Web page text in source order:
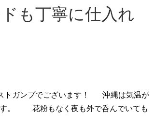
も丁寧に仕入れ
トガンプでございます！ 沖縄は気温が
す。 花粉もなく夜も外で呑んでいても